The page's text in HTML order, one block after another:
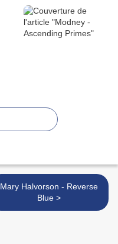
Mary Halvorson - Reverse
Blue >